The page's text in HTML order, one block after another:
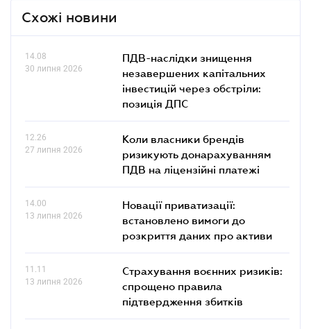
Схожі новини
14.08
30 липня 2026
ПДВ-наслідки знищення
незавершених капітальних
інвестицій через обстріли:
позиція ДПС
12.26
27 липня 2026
Коли власники брендів
ризикують донарахуванням
ПДВ на ліцензійні платежі
14.00
13 липня 2026
Новації приватизації:
встановлено вимоги до
розкриття даних про активи
11.11
13 липня 2026
Страхування воєнних ризиків:
спрощено правила
підтвердження збитків